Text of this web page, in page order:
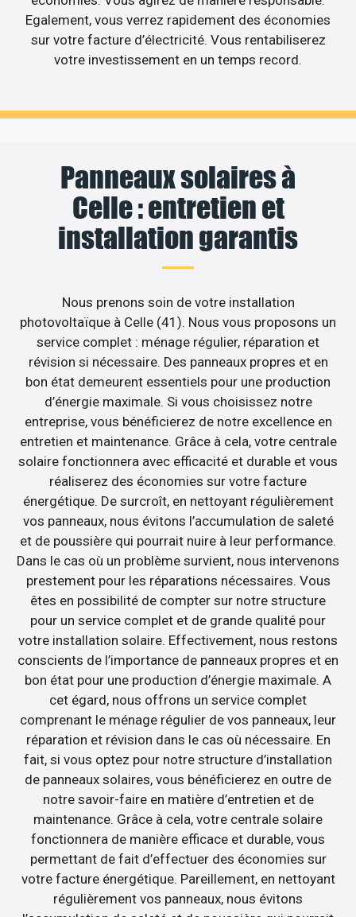
Egalement, vous verrez rapidement des économies
sur votre facture d’électricité. Vous rentabiliserez
votre investissement en un temps record.
Panneaux solaires à
Celle : entretien et
installation garantis
Nous prenons soin de votre installation
photovoltaïque à Celle (41). Nous vous proposons un
service complet : ménage régulier, réparation et
révision si nécessaire. Des panneaux propres et en
bon état demeurent essentiels pour une production
d’énergie maximale. Si vous choisissez notre
entreprise, vous bénéficierez de notre excellence en
entretien et maintenance. Grâce à cela, votre centrale
solaire fonctionnera avec efficacité et durable et vous
réaliserez des économies sur votre facture
énergétique. De surcroît, en nettoyant régulièrement
vos panneaux, nous évitons l’accumulation de saleté
et de poussière qui pourrait nuire à leur performance.
Dans le cas où un problème survient, nous intervenons
prestement pour les réparations nécessaires. Vous
êtes en possibilité de compter sur notre structure
pour un service complet et de grande qualité pour
votre installation solaire. Effectivement, nous restons
conscients de l’importance de panneaux propres et en
bon état pour une production d’énergie maximale. A
cet égard, nous offrons un service complet
comprenant le ménage régulier de vos panneaux, leur
réparation et révision dans le cas où nécessaire. En
fait, si vous optez pour notre structure d’installation
de panneaux solaires, vous bénéficierez en outre de
notre savoir-faire en matière d’entretien et de
maintenance. Grâce à cela, votre centrale solaire
fonctionnera de manière efficace et durable, vous
permettant de fait d’effectuer des économies sur
votre facture énergétique. Pareillement, en nettoyant
régulièrement vos panneaux, nous évitons